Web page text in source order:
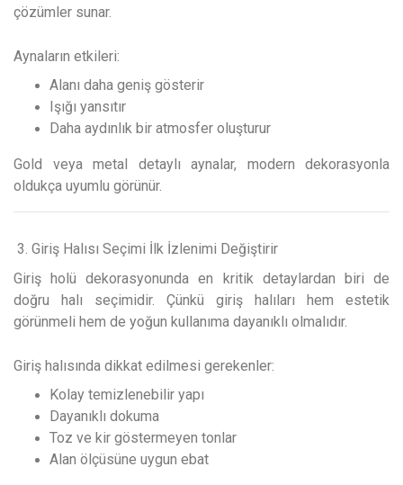
çözümler sunar.
Aynaların etkileri:
Alanı daha geniş gösterir
Işığı yansıtır
Daha aydınlık bir atmosfer oluşturur
Gold veya metal detaylı aynalar, modern dekorasyonla
oldukça uyumlu görünür.
3. Giriş Halısı Seçimi İlk İzlenimi Değiştirir
Giriş holü dekorasyonunda en kritik detaylardan biri de
doğru halı seçimidir. Çünkü giriş halıları hem estetik
görünmeli hem de yoğun kullanıma dayanıklı olmalıdır.
Giriş halısında dikkat edilmesi gerekenler:
Kolay temizlenebilir yapı
Dayanıklı dokuma
Toz ve kir göstermeyen tonlar
Alan ölçüsüne uygun ebat